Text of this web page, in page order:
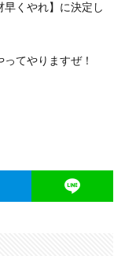
くやれ】に決定し
てやりますぜ！